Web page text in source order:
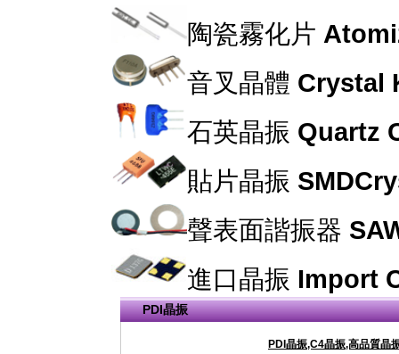
陶瓷霧化片
音叉晶體 Crystal
石英晶振 Quartz
貼片晶振
聲表面諧振器
進口晶振 Import
PDI晶振
PDI晶振,C4晶振,高品質晶